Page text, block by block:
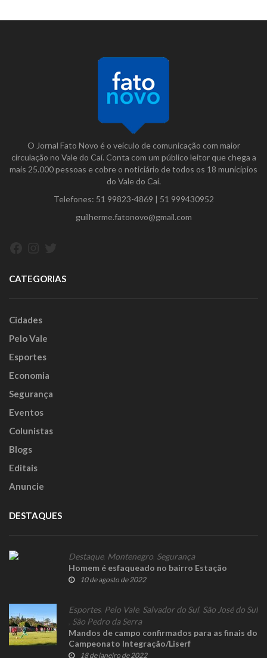
O Jornal Fato Novo é o veículo de comunicação com maior
circulação no Vale do Caí. Conta com um público leitor que chega a
mais 25.000 pessoas e cobre o noticiário de todos os 18 municípios
do Vale do Caí.
Telefones: 51 99823-4869 | 51 999430952
guilherme.fatonovo@gmail.com
CATEGORIAS
Cidades
Pelo Vale
Esportes
Economia
Segurança
Eventos
Colunistas
Blogs
Editais
Anuncie
DESTAQUES
Destaque, Montenegro Segurança
Homem é esfaqueado no bairro Estação
10 de agosto de 2022
Esportes, Pelo Vale, Salvador do Sul, São José do Sul
São Pedro da Serra
Mandos de campo confirmados para as finais do
Campeonato Integração/Liserf
18 de janeiro de 2022